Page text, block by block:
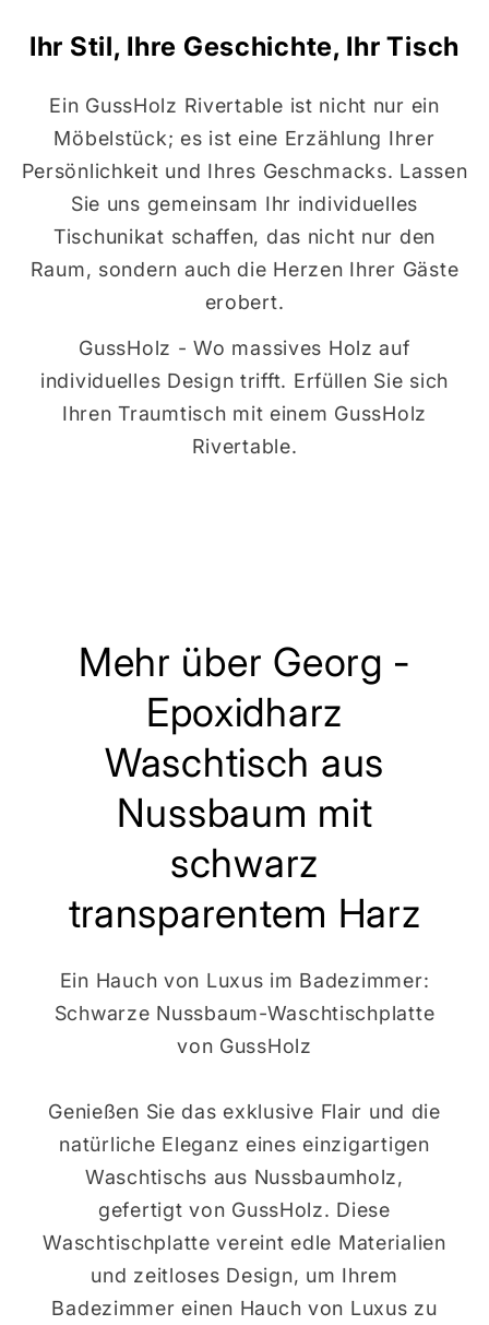
Ihr Stil, Ihre Geschichte, Ihr Tisch
Ein GussHolz Rivertable ist nicht nur ein
Möbelstück; es ist eine Erzählung Ihrer
Persönlichkeit und Ihres Geschmacks. Lassen
Sie uns gemeinsam Ihr individuelles
Tischunikat schaffen, das nicht nur den
Raum, sondern auch die Herzen Ihrer Gäste
erobert.
GussHolz - Wo massives Holz auf
individuelles Design trifft. Erfüllen Sie sich
Ihren Traumtisch mit einem GussHolz
Rivertable.
Mehr über Georg -
Epoxidharz
Waschtisch aus
Nussbaum mit
schwarz
transparentem Harz
Ein Hauch von Luxus im Badezimmer:
Schwarze Nussbaum-Waschtischplatte
von GussHolz
Genießen Sie das exklusive Flair und die
natürliche Eleganz eines einzigartigen
Waschtischs aus Nussbaumholz,
gefertigt von GussHolz. Diese
Waschtischplatte vereint edle Materialien
und zeitloses Design, um Ihrem
Badezimmer einen Hauch von Luxus zu